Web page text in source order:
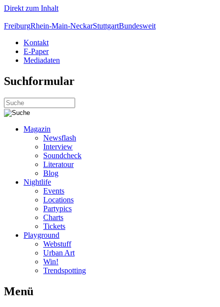
Direkt zum Inhalt
FreiburgRhein-Main-NeckarStuttgartBundesweit
Kontakt
E-Paper
Mediadaten
Suchformular
Magazin
Newsflash
Interview
Soundcheck
Literatour
Blog
Nightlife
Events
Locations
Partypics
Charts
Tickets
Playground
Webstuff
Urban Art
Win!
Trendspotting
Menü